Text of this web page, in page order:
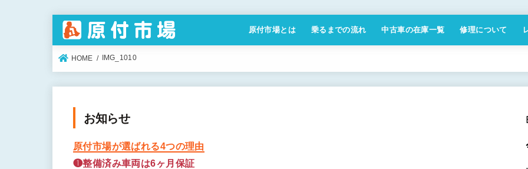
原付市場とは 乗るまでの流れ 中古車の在庫一覧 修理について
HOME IMG_1010
お知らせ
原付市場が選ばれる4つの理由
❶整備済み車両は6ヶ月保証